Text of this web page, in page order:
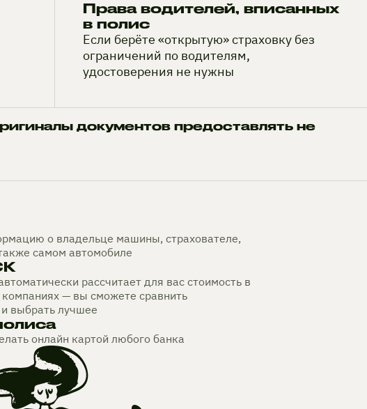
Права водителей, вписанных
в полис
Если берёте «открытую» страховку без
ограничений по водителям,
удостоверения не нужны
документов предоставлять не
о владельце машины, страхователе,
самом автомобиле
рассчитает для вас стоимость в
— вы сможете сравнить
выбрать лучшее
онлайн картой любого банка